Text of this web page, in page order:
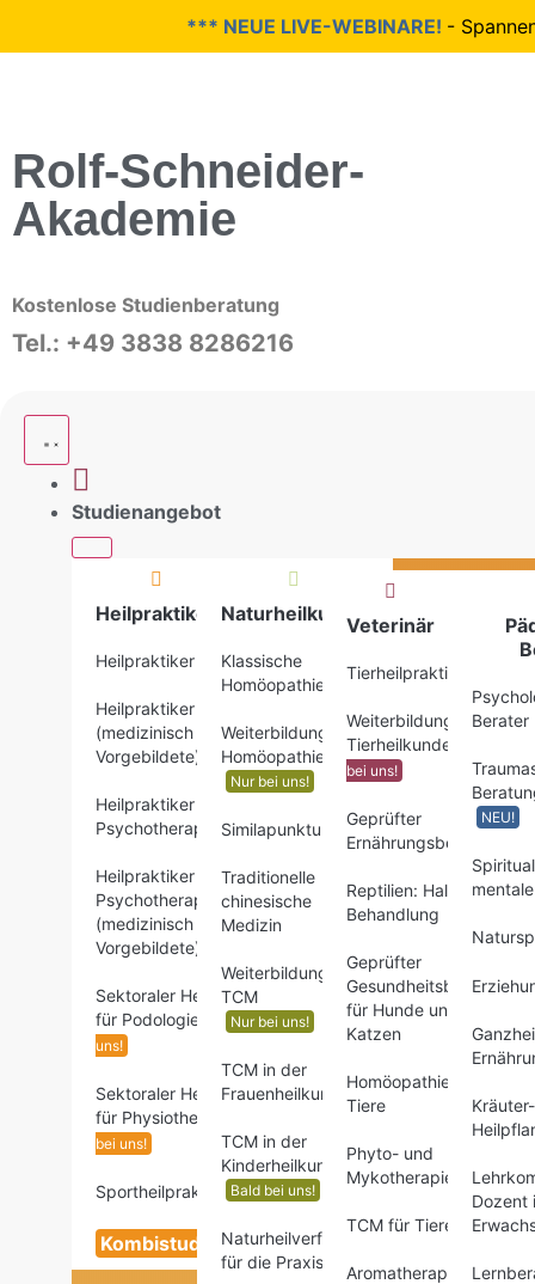
*** NEUE LIVE-WEBINARE!-
Rolf-Schneider-
Akademie
Kostenlose Studienberatung
Tel.: +49 3838 8286216
Studienangebot
Heilpraktiker
Heilpraktiker
Heilpraktiker
(medizinisch
Vorgebildete)
Heilpraktiker für
Psychotherapie
Heilpraktiker für
Psychotherapie
(medizinisch
Vorgebildete)
Sektoraler Heilpraktiker
für Podologie
Nur bei
uns!
Sektoraler Heilpraktiker
für Physiotherapie
bei uns!
Sportheilpraktiker NEU!
Kombistudium
Naturheilkunde
Klassische
Homöopathie
Weiterbildungen
Homöopathie
Nur bei uns!
Similapunktur
Traditionelle
chinesische
Medizin
Weiterbildungen
TCM
Nur bei uns!
TCM in der
Frauenheilkunde
TCM in der
Kinderheilkunde
Bald bei uns!
Naturheilverfahren
für die Praxis
Veterinär
Tierheilpraktiker
Weiterbildungen
Tierheilkunde
bei uns!
Geprüfter
Ernährungsberater
Reptilien: Haltung &
Behandlung
Geprüfter
Gesundheitsberater
für Hunde und
Katzen
Homöopathie für
Tiere
Phyto- und
Mykotherapie
TCM für Tiere
Aromatherapie für
Berater
NEU!
Dozent